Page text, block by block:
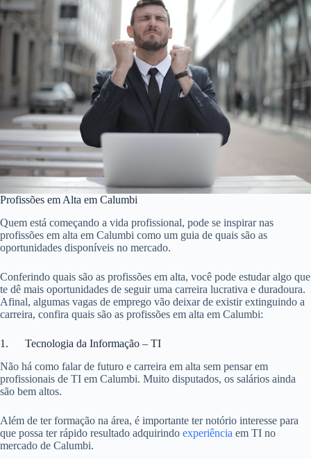
Profissões em Alta em Calumbi
Quem está começando a vida profissional, pode se inspirar nas
profissões em alta em Calumbi como um guia de quais são as
oportunidades disponíveis no mercado.
Conferindo quais são as profissões em alta, você pode estudar algo que
te dê mais oportunidades de seguir uma carreira lucrativa e duradoura.
Afinal, algumas vagas de emprego vão deixar de existir extinguindo a
carreira, confira quais são as profissões em alta em Calumbi:
1. Tecnologia da Informação – TI
Não há como falar de futuro e carreira em alta sem pensar em
profissionais de TI em Calumbi. Muito disputados, os salários ainda
são bem altos.
Além de ter formação na área, é importante ter notório interesse para
que possa ter rápido resultado adquirindo experiência em TI no
mercado de Calumbi.